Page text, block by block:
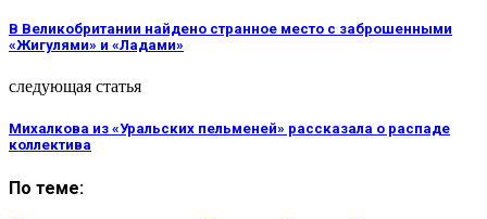
В Великобритании найдено странное место с заброшенными
«Жигулями» и «Ладами»
следующая статья
Михалкова из «Уральских пельменей» рассказала о распаде
коллектива
По теме: